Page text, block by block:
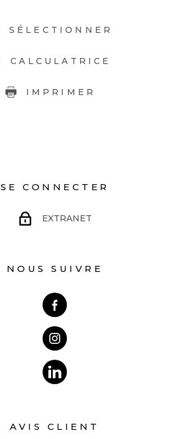
SÉLECTIONNER
CALCULATRICE
IMPRIMER
SE CONNECTER
EXTRANET
NOUS SUIVRE
AVIS CLIENT